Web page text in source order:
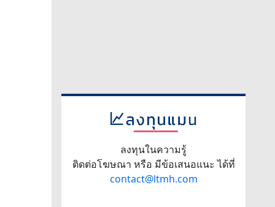
ลงทุนในความรู้
ติดต่อโฆษณา หรือ มีข้อเสนอแนะ ได้ที่
contact@ltmh.com